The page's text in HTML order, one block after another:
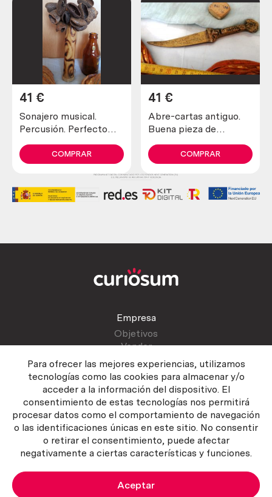
Para ofrecer las mejores experiencias, utilizamos
tecnologías como las cookies para almacenar y/o
acceder a la información del dispositivo. El
consentimiento de estas tecnologías nos permitirá
procesar datos como el comportamiento de navegación
o las identificaciones únicas en este sitio. No consentir
o retirar el consentimiento, puede afectar
negativamente a ciertas características y funciones.
Aceptar
Sonajero musical.
Percusión. Perfecto
41 €
COMPRAR
Abre-cartas antiguo.
Buena pieza de
41 €
COMPRAR
Empresa
Objetivos
Vender
Atención al cliente
Contactar
Manual del vendedor